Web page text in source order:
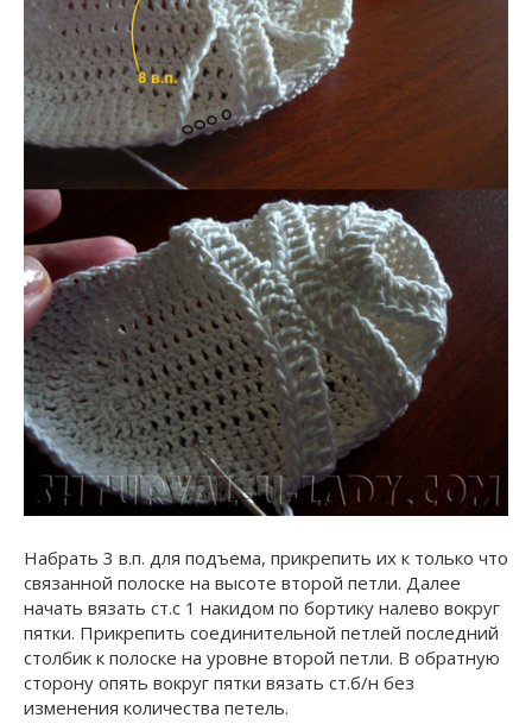
Набрать 3 в.п. для подъема, прикрепить их к только что
связанной полоске на высоте второй петли. Далее
начать вязать ст.с 1 накидом по бортику налево вокруг
пятки. Прикрепить соединительной петлей последний
столбик к полоске на уровне второй петли. В обратную
сторону опять вокруг пятки вязать ст.б/н без
изменения количества петель.